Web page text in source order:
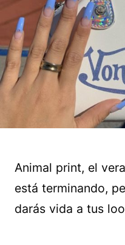
Animal print, el
está terminando,
darás vida a tus